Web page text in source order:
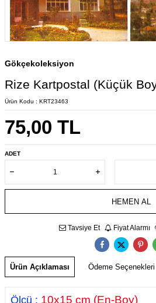
Gökçekoleksiyon
Rize Kartpostal (Küçük
Ürün Kodu : KRT23463
75,00 TL
ADET
HEMEN AL
Tavsiye Et Fiyat Alarmı
Ürün Açıklaması Ödeme Seçenekleri
Ölçü : 10x15 cm (En-Boy)